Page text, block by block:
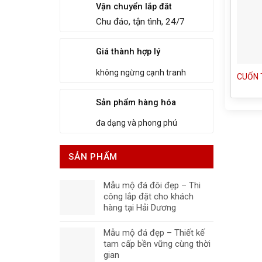
Vận chuyển lắp đăt
Chu đáo, tận tình, 24/7
Giá thành hợp lý
không ngừng cạnh tranh
Sản phẩm hàng hóa
đa dạng và phong phú
SẢN PHẨM
Mẫu mộ đá đôi đẹp – Thi
công lắp đặt cho khách
hàng tại Hải Dương
Mẫu mộ đá đẹp – Thiết kế
tam cấp bền vững cùng thời
gian
CUỐN